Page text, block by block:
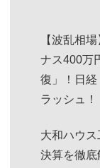
【波乱相
ナス400万
復」！日
ラッシュ！
大和ハウ
決算を徹